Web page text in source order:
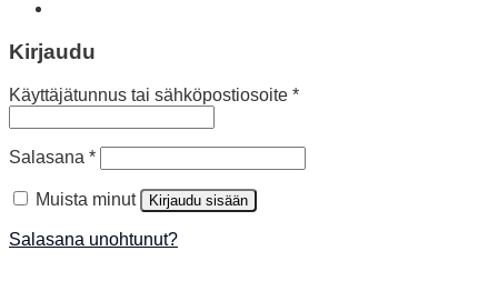
Kirjaudu
Käyttäjätunnus tai sähköpostiosoite *
Salasana *
Muista minut Kirjaudu sisään
Salasana unohtunut?